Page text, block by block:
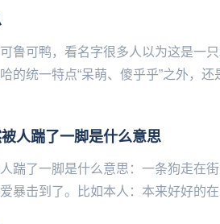
鲁可鸭，看名字很多人以为这是一
的统一特点“呆萌、傻乎乎”之外，
人踹了一脚是什么意思
踹了一脚是什么意思：一条狗走在
暴击到了。比如本人：本来好好的